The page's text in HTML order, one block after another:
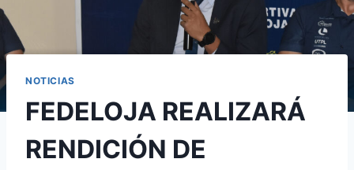
NOTICIAS
FEDELOJA REALIZARÁ
RENDICIÓN DE